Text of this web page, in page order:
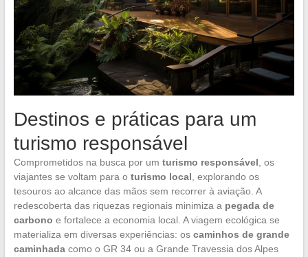
Destinos e práticas para um
turismo responsável
Comprometidos na busca por um turismo responsável , os
viajantes se voltam para o turismo local , explorando os
tesouros ao alcance das mãos sem recorrer à aviação. A
redescoberta das riquezas regionais minimiza a pegada de
carbono e fortalece a economia local. A viagem ecológica se
materializa em diversas experiências: os caminhos de grande
caminhadacomo o GR 34 ou a Grande Travessia dos Alpes